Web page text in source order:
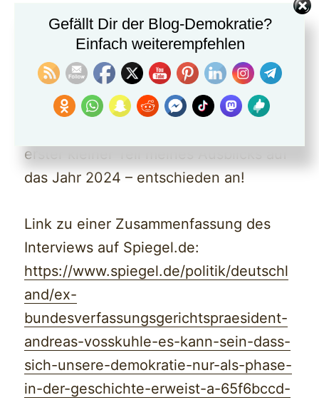
der schon immer einem fast
lakonischen Realismus verpflichtete
Voßkuhle, der „sollte sich für unsere
Demokratie engagieren.“
erster kleiner Teil meines Ausblicks auf
das Jahr 2024 – entschieden an!
Link zu einer Zusammenfassung des
Interviews auf Spiegel.de:
https://www.spiegel.de/politik/deutschl
and/ex-
bundesverfassungsgerichtspraesident-
andreas-vosskuhle-es-kann-sein-dass-
sich-unsere-demokratie-nur-als-phase-
in-der-geschichte-erweist-a-65f6bccd-
Gefällt Dir der Blog-Demokratie?
Einfach weiterempfehlen